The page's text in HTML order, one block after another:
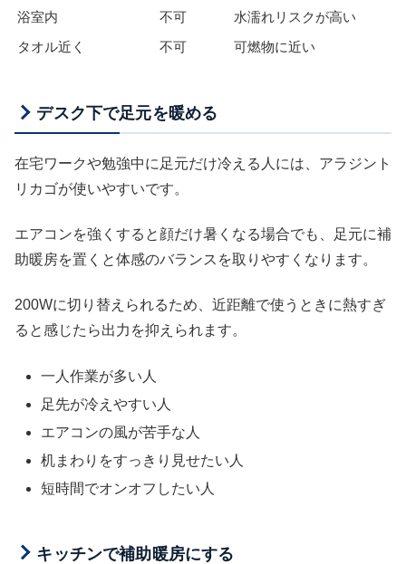
浴室内
不可
水濡れリスクが高い
タオル近く
不可 可燃物に近い
デスク下で足元を暖める
在宅ワークや勉強中に足元だけ冷える人には、アラジント
リカゴが使いやすいです。
エアコンを強くすると顔だけ暑くなる場合でも、足元に補
助暖房を置くと体感のバランスを取りやすくなります。
200Wに切り替えられるため、近距離で使うときに熱すぎ
ると感じたら出力を抑えられます。
一人作業が多い人
足先が冷えやすい人
エアコンの風が苦手な人
机まわりをすっきり見せたい人
短時間でオンオフしたい人
キッチンで補助暖房にする